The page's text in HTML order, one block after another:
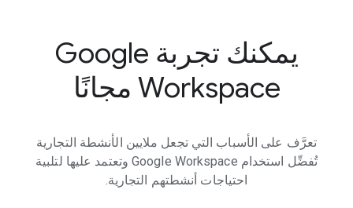
يمكنك تجربة Google
Workspace مجانًا
تعرَّف على الأسباب التي تجعل ملايين الأنشطة التجارية
تُفضِّل استخدام Google Workspace وتعتمد عليها لتلبية
احتياجات أنشطتهم التجارية.